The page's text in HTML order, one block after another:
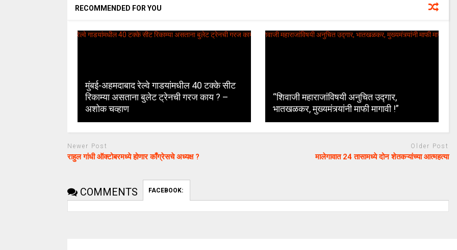
RECOMMENDED FOR YOU
मुंबई-अहमदाबाद रेल्वे गाडयांमधील 40 टक्के सीट
रिकाम्या असताना बुलेट ट्रेनची गरज काय ? –
अशोक चव्हाण
“शिवाजी महाराजांविषयी अनुचित उद्गार,
भातखळकर, मुख्यमंत्र्यांनी माफी मागावी !”
Newer Post
राहुल गांधी ऑक्टोबरमध्ये होणार काँग्रेसचे अध्यक्ष ?
Older Post
मालेगावात 24 तासामध्ये दोन शेतकऱ्यांच्या आत्महत्या
COMMENTS FACEBOOK: